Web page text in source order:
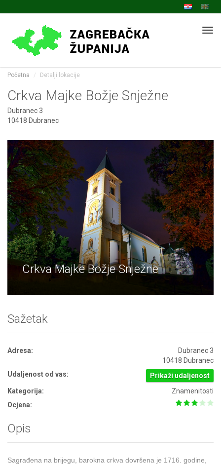
Početna Detalji lokacije
Crkva Majke Božje Snježne
Dubranec 3
10418 Dubranec
Crkva Majke Božje Snježne
Sažetak
Adresa:
Dubranec 3
10418 Dubranec
Udaljenost od vas:
Prikaži udaljenost
Kategorija:
Znamenitosti
Ocjena:
Opis
Sagrađena na brijegu, barokna crkva dovršena je 1716. godine,